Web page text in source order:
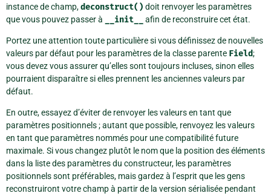
instance de champ,deconstruct() doit renvoyer les paramètres
que vous pouvez passer à
__init__ afin de reconstruire cet état.
Portez une attention toute particulière si vous définissez de nouvelles
valeurs par défaut pour les paramètres de la classe parente Field;
vous devez vous assurer qu’elles sont toujours incluses, sinon elles
pourraient disparaître si elles prennent les anciennes valeurs par
défaut.
En outre, essayez d’éviter de renvoyer les valeurs en tant que
paramètres positionnels ; autant que possible, renvoyez les valeurs
en tant que paramètres nommés pour une compatibilité future
maximale. Si vous changez plutôt le nom que la position des éléments
dans la liste des paramètres du constructeur, les paramètres
positionnels sont préférables, mais gardez à l’esprit que les gens
reconstruiront votre champ à partir de la version sérialisée pendant